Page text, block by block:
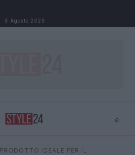
6 Agosto 2026
⌕
IDEALE PER IL